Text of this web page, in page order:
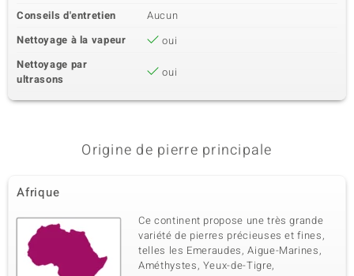
Conseils d'entretien
Aucun
Nettoyage à la vapeur
oui
Nettoyage par
ultrasons
oui
Origine de pierre principale
Afrique
Ce continent propose une très grande
variété de pierres précieuses et fines,
telles les Emeraudes, Aigue-Marines,
Améthystes, Yeux-de-Tigre,